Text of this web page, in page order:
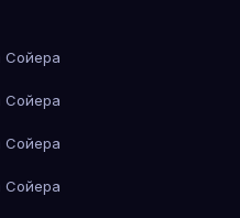
Сойера
Сойера
Сойера
Сойера